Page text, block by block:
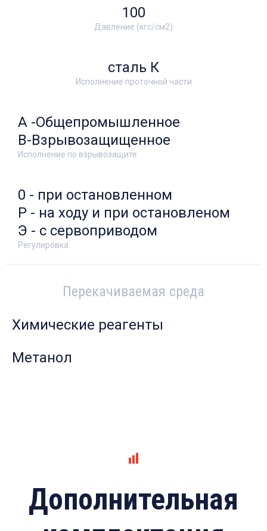
Давление (кгс/см2)
100
Исполнение проточной части
сталь К
Исполнение по взрывозащите
А -Общепромышленное
В-Взрывозащищенное
Регулировка
0 - при остановленном
Р - на ходу и при остановленом
Э - с сервоприводом
Перекачиваемая среда
Химические реагенты
Метанол
Дополнительная